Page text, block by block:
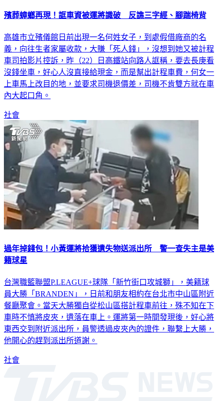
殯葬蟑螂再現！誆車資被運將識破 反譙三字經、腳踹椅背
高雄市立殯儀館日前出現一名何姓女子，到處假借廠商的名
義，向往生者家屬收款，大賺「死人錢」，沒想到她又被計程
車司拍影片控訴，昨（22）日高鐵站向路人誆稱，要去長庚看
沒錢坐車，好心人沒直接給現金，而是幫出計程車費，何女一
上車馬上改目的地，並要求司機退價差，司機不肯雙方就在車
內大起口角。
社會
過年掉錢包！小黃運將拾獲遺失物送派出所 警一查失主是美
籍球星
台灣職籃聯盟P.LEAGUE+球隊「新竹街口攻城獅」，美籍球
員大勝「BRANDEN」，日前和朋友相約在台北市中山區附近
餐廳聚會。當天大勝獨自從松山區搭計程車前往，殊不知在下
車時不慎將皮夾，遺落在車上。運將第一時間發現後，好心將
東西交到附近派出所，員警透過皮夾內的證件，聯繫上大勝，
他開心的趕到派出所道謝。
社會